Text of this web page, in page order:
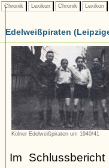
Chronik Lexikon Chronik Lexikon
Edelweißpiraten
Kölner Edelweißpiraten um 1940/41
Im